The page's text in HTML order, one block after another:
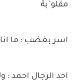
مقلو"بة
اسر بغضب : ما
احد الرجال احمد :